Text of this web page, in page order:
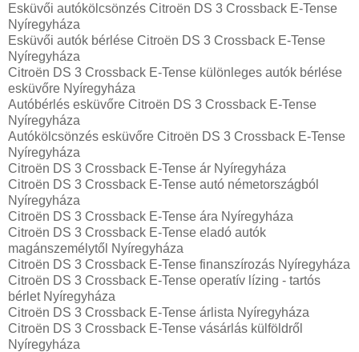
Esküvői autókölcsönzés Citroën DS 3 Crossback E-Tense
Nyíregyháza
Esküvői autók bérlése Citroën DS 3 Crossback E-Tense
Nyíregyháza
Citroën DS 3 Crossback E-Tense különleges autók bérlése
esküvőre Nyíregyháza
Autóbérlés esküvőre Citroën DS 3 Crossback E-Tense
Nyíregyháza
Autókölcsönzés esküvőre Citroën DS 3 Crossback E-Tense
Nyíregyháza
Citroën DS 3 Crossback E-Tense ár Nyíregyháza
Citroën DS 3 Crossback E-Tense autó németországból
Nyíregyháza
Citroën DS 3 Crossback E-Tense ára Nyíregyháza
Citroën DS 3 Crossback E-Tense eladó autók
magánszemélytől Nyíregyháza
Citroën DS 3 Crossback E-Tense finanszírozás Nyíregyháza
Citroën DS 3 Crossback E-Tense operatív lízing - tartós
bérlet Nyíregyháza
Citroën DS 3 Crossback E-Tense árlista Nyíregyháza
Citroën DS 3 Crossback E-Tense vásárlás külföldről
Nyíregyháza